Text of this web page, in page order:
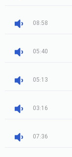
08:58
05:40
05:13
03:16
07:36